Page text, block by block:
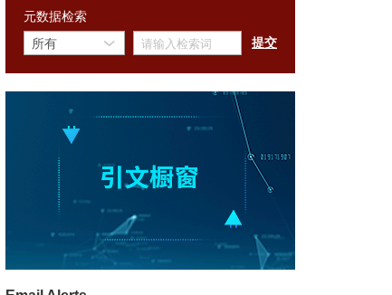
元数据检索